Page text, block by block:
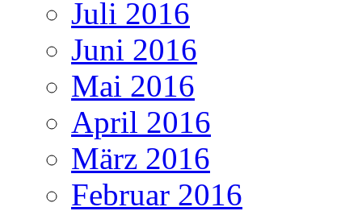
Juli 2016
Juni 2016
Mai 2016
April 2016
März 2016
Februar 2016